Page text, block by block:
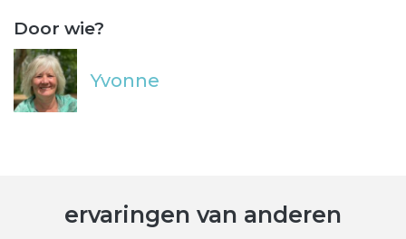
Door wie?
Yvonne
ervaringen van anderen